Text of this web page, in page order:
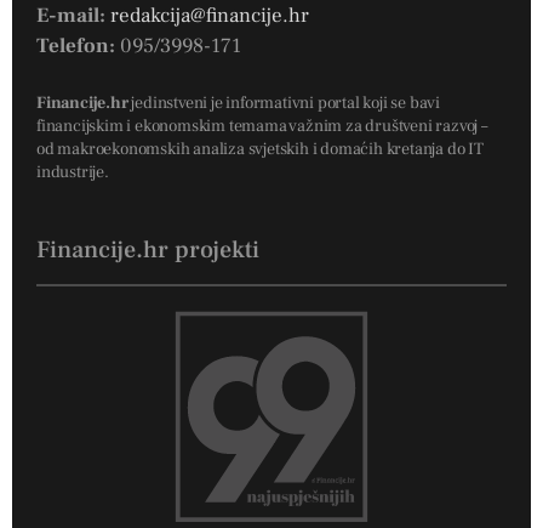
E-mail: redakcija@financije.hr
Telefon: 095/3998-171
Financije.hrjedinstveni je informativni portal koji se bavi
financijskim i ekonomskim temama važnim za društveni razvoj –
od makroekonomskih analiza svjetskih i domaćih kretanja do IT
industrije.
Financije.hr projekti